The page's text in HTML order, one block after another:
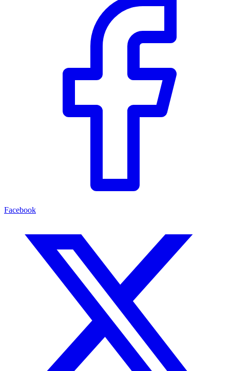
Facebook